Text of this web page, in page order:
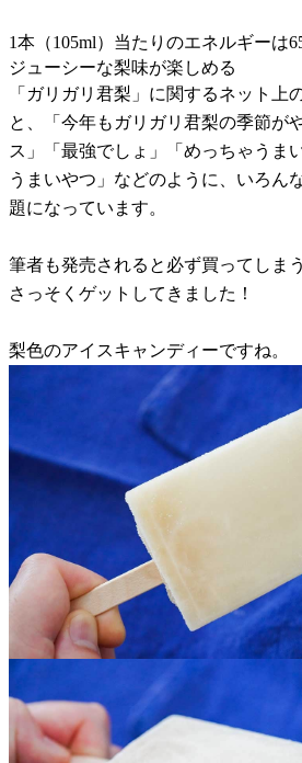
1本（105ml）当たりのエネルギーは
ジューシーな梨味が楽しめる
「ガリガリ君梨」に関するネット上
と、「今年もガリガリ君梨の季節が
ス」「最強でしょ」「めっちゃうま
うまいやつ」などのように、いろん
題になっています。
筆者も発売されると必ず買ってしま
さっそくゲットしてきました！
梨色のアイスキャンディーですね。